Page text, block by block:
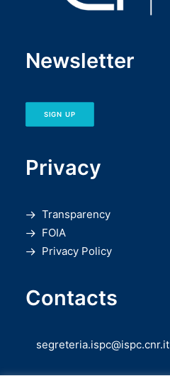
Newsletter
SIGN UP
Privacy
Transparency
FOIA
Privacy Policy
Contacts
segreteria.ispc@ispc.cnr.it